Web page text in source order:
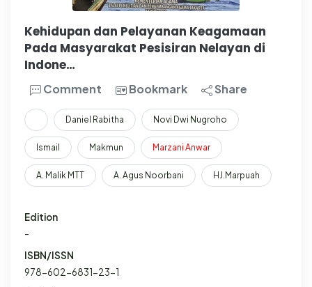
Kehidupan dan Pelayanan Keagamaan
Pada Masyarakat Pesisiran Nelayan di
Indone…
Comment Bookmark Share
Daniel Rabitha Novi Dwi Nugroho
Ismail Makmun Marzani Anwar
A. Malik MTT A. Agus Noorbani HJ.Marpuah
Edition
-
ISBN/ISSN
978-602-6831-23-1